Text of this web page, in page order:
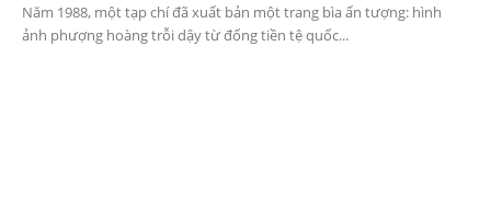
Năm 1988, một tạp chí đã xuất bản một trang bìa ấn tượng: hình
ảnh phượng hoàng trỗi dậy từ đống tiền tệ quốc...